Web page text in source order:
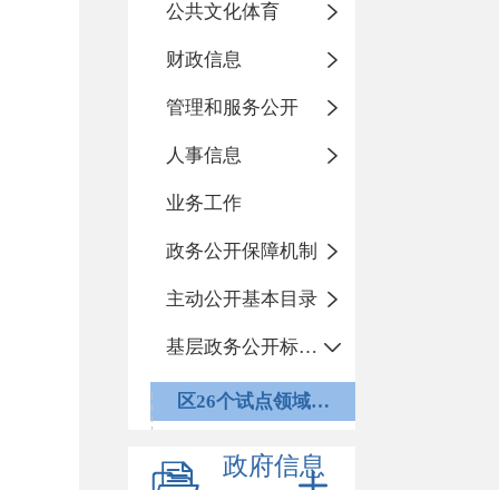
公共文化体育
财政信息
管理和服务公开
人事信息
业务工作
政务公开保障机制
主动公开基本目录
基层政务公开标准化目录
区26个试点领域目录
政府信息